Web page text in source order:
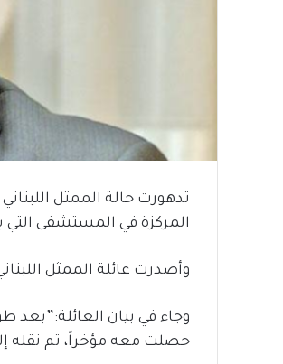
تدهورت حالة الممثل
المركزة في المستشفى التي
وأصدرت عائلة الممثل
وجاء في بيان العائلة:”بعد
حصلت معه مؤخراً، تم نقله